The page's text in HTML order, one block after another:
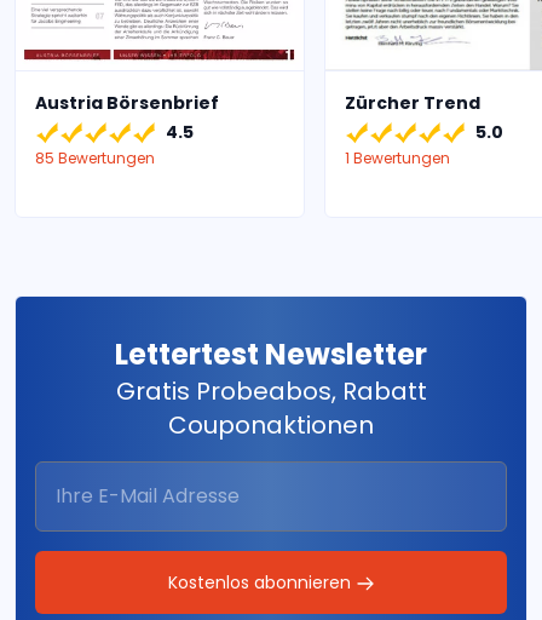
Austria Börsenbrief
4.5
85 Bewertungen
Zürcher Trend
5.0
1 Bewertungen
Lettertest Newsletter
Gratis Probeabos, Rabatt
Couponaktionen
Kostenlos abonnieren